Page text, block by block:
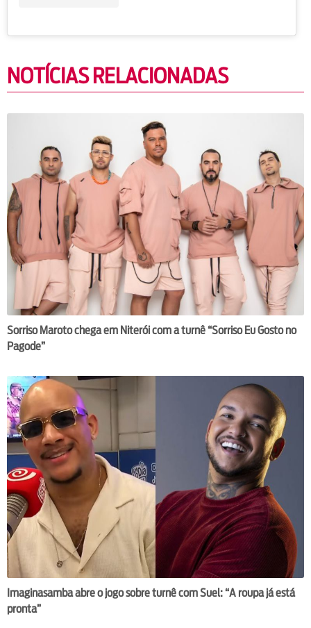
NOTÍCIAS RELACIONADAS
Sorriso Maroto chega em Niterói com a turnê “Sorriso Eu Gosto no
Pagode”
Imaginasamba abre o jogo sobre turnê com Suel: “A roupa já está
pronta”